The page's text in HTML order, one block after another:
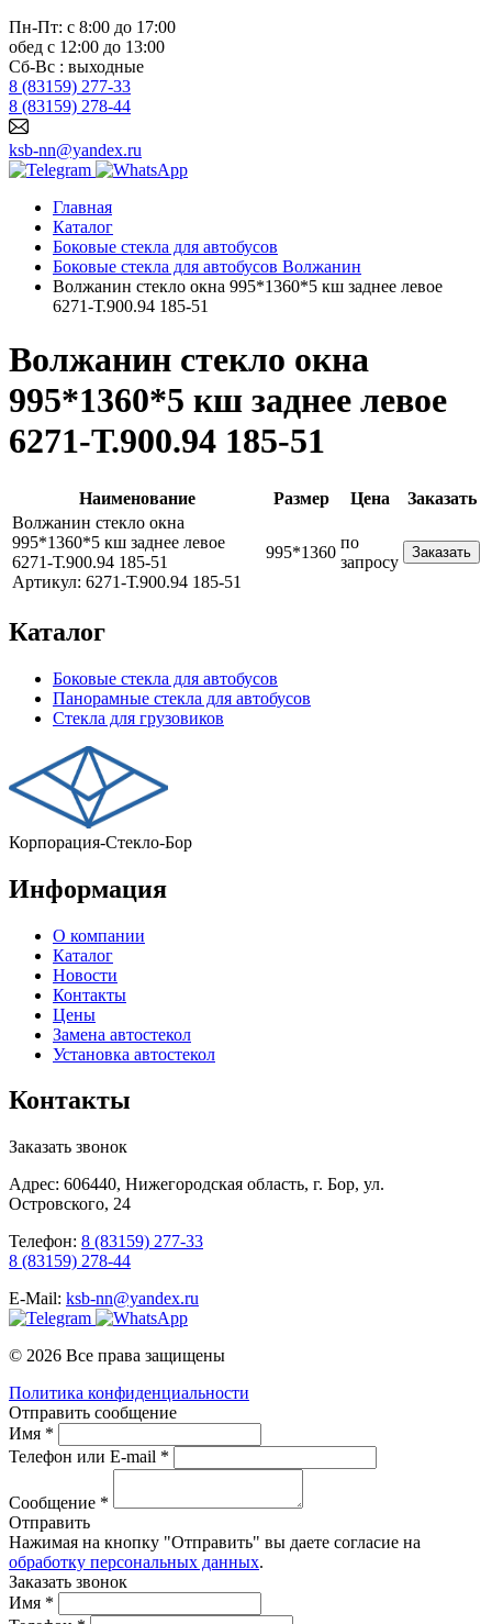
Пн-Пт: с 8:00 до 17:00
обед с 12:00 до 13:00
Сб-Вс : выходные
8 (83159) 277-33
8 (83159) 278-44
ksb-nn@yandex.ru
Главная
Каталог
Боковые стекла для автобусов
Боковые стекла для автобусов Волжанин
Волжанин стекло окна 995*1360*5 кш заднее левое
6271-Т.900.94 185-51
Волжанин стекло окна
995*1360*5 кш заднее левое
6271-Т.900.94 185-51
Наименование Размер Цена
Заказать
Волжанин стекло окна
995*1360*5 кш заднее левое
6271-Т.900.94 185-51
Артикул: 6271-Т.900.94 185-51
995*1360
по
запросу
Заказать
Каталог
Боковые стекла для автобусов
Панорамные стекла для автобусов
Стекла для грузовиков
Корпорация-Стекло-Бор
Информация
О компании
Каталог
Новости
Контакты
Цены
Замена автостекол
Установка автостекол
Контакты
Заказать звонок
Адрес: 606440, Нижегородская область, г. Бор, ул.
Островского, 24
Телефон: 8 (83159) 277-33
8 (83159) 278-44
E-Mail: ksb-nn@yandex.ru
© 2026 Все права защищены
Политика конфиденциальности
Отправить сообщение
Имя *
Телефон или E-mail *
Сообщение *
Отправить
Нажимая на кнопку "Отправить" вы даете согласие на
обработку персональных данных.
Заказать звонок
Имя *